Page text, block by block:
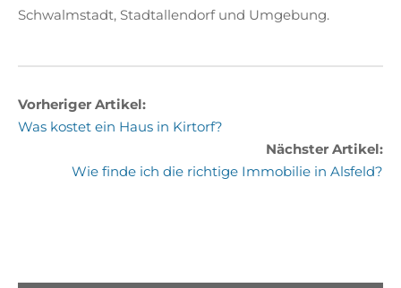
Schwalmstadt, Stadtallendorf und Umgebung.
Vorheriger Artikel:
Was kostet ein Haus in Kirtorf?
Nächster Artikel:
Wie finde ich die richtige Immobilie in Alsfeld?